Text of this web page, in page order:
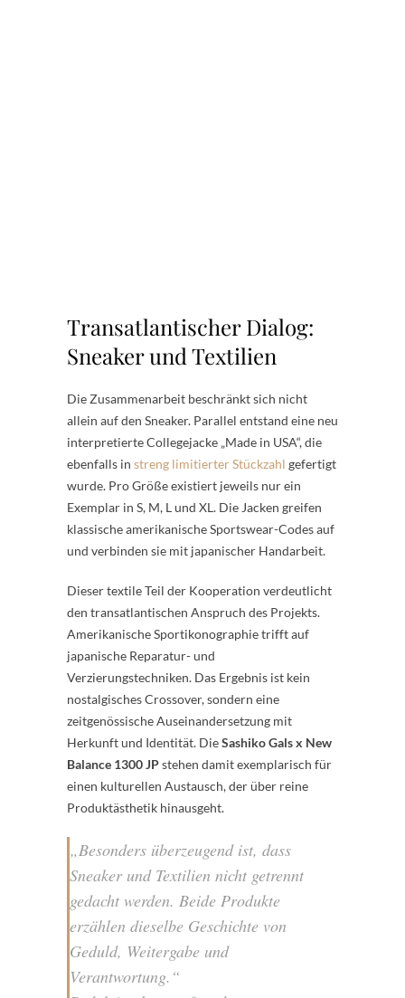
Transatlantischer Dialog:
Sneaker und Textilien
Die Zusammenarbeit beschränkt sich nicht
allein auf den Sneaker. Parallel entstand eine neu
interpretierte Collegejacke „Made in USA“, die
ebenfalls in streng limitierter Stückzahl gefertigt
wurde. Pro Größe existiert jeweils nur ein
Exemplar in S, M, L und XL. Die Jacken greifen
klassische amerikanische Sportswear-Codes auf
und verbinden sie mit japanischer Handarbeit.
Dieser textile Teil der Kooperation verdeutlicht
den transatlantischen Anspruch des Projekts.
Amerikanische Sportikonographie trifft auf
japanische Reparatur- und
Verzierungstechniken. Das Ergebnis ist kein
nostalgisches Crossover, sondern eine
zeitgenössische Auseinandersetzung mit
Herkunft und Identität. DieSashiko Gals x New
Balance 1300 JPstehen damit exemplarisch für
einen kulturellen Austausch, der über reine
Produktästhetik hinausgeht.
„Besonders überzeugend ist, dass
Sneaker und Textilien nicht getrennt
gedacht werden. Beide Produkte
erzählen dieselbe Geschichte von
Geduld, Weitergabe und
Verantwortung.“